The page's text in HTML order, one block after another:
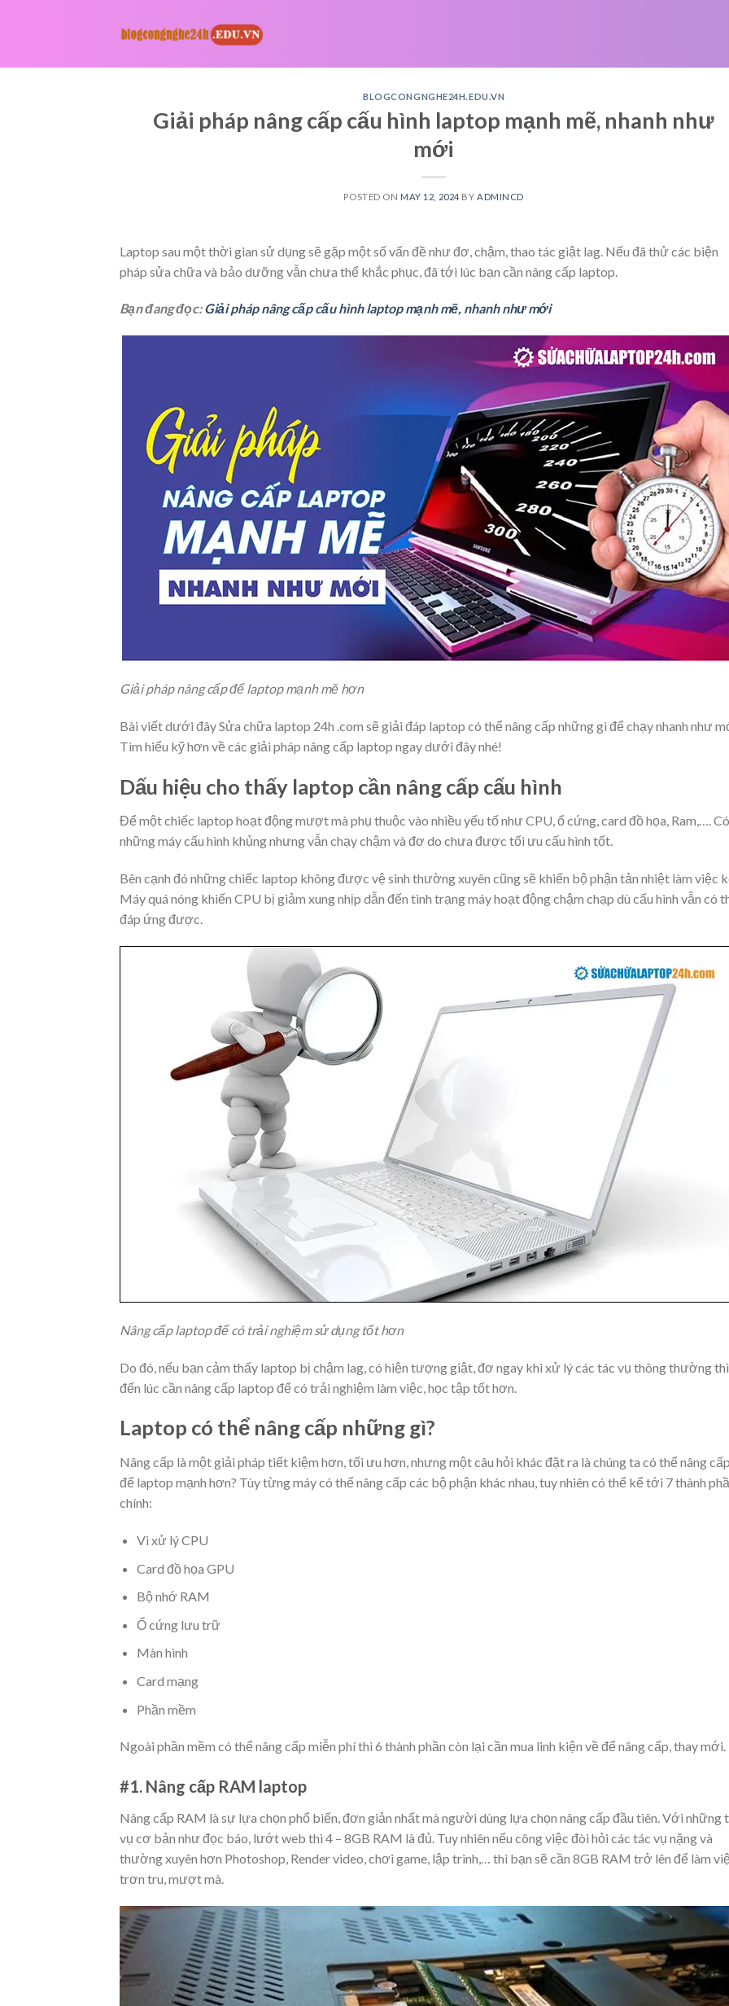
BLOGCONGNGHE24H.EDU.VN
Giải pháp nâng cấp cấu hình laptop mạnh mẽ, nhanh như
mới
POSTED ON MAY 12, 2024 BY ADMINCD
Laptop sau một thời gian sử dụng sẽ gặp một số vấn đề như đơ, chậm, thao tác giật lag. Nếu đã thử các biện
pháp sửa chữa và bảo dưỡng vẫn chưa thể khắc phục, đã tới lúc bạn cần nâng cấp laptop.
Bạn đang đọc:Giải pháp nâng cấp cấu hình laptop mạnh mẽ, nhanh như mới
Giải pháp nâng cấp để laptop mạnh mẽ hơn
Bài viết dưới đây Sửa chữa laptop 24h .com sẽ giải đáp laptop có thể nâng cấp những gì để chạy nhanh như
Tìm hiểu kỹ hơn về các giải pháp nâng cấp laptop ngay dưới đây nhé!
Dấu hiệu cho thấy laptop cần nâng cấp cấu hình
Để một chiếc laptop hoạt động mượt mà phụ thuộc vào nhiều yếu tố như CPU, ổ cứng, card đồ họa, Ram,…. Có
những máy cấu hình khủng nhưng vẫn chạy chậm và đơ do chưa được tối ưu cấu hình tốt.
Bên cạnh đó những chiếc laptop không được vệ sinh thường xuyên cũng sẽ khiến bộ phận tản nhiệt làm việc
Máy quá nóng khiến CPU bị giảm xung nhịp dẫn đến tình trạng máy hoạt động chậm chạp dù cấu hình vẫn có
đáp ứng được.
Nâng cấp laptop để có trải nghiệm sử dụng tốt hơn
Do đó, nếu bạn cảm thấy laptop bị chậm lag, có hiện tượng giật, đơ ngay khi xử lý các tác vụ thông thường
đến lúc cần nâng cấp laptop để có trải nghiệm làm việc, học tập tốt hơn.
Laptop có thể nâng cấp những gì?
Nâng cấp là một giải pháp tiết kiệm hơn, tối ưu hơn, nhưng một câu hỏi khác đặt ra là chúng ta có thể nâng
để laptop mạnh hơn? Tùy từng máy có thể nâng cấp các bộ phận khác nhau, tuy nhiên có thể kể tới 7 thành
chính:
Vi xử lý CPU
Card đồ họa GPU
Bộ nhớ RAM
Ổ cứng lưu trữ
Màn hình
Card mạng
Phần mềm
Ngoài phần mềm có thể nâng cấp miễn phí thì 6 thành phần còn lại cần mua linh kiện về để nâng cấp, thay mới.
#1. Nâng cấp RAM laptop
Nâng cấp RAM là sự lựa chọn phổ biến, đơn giản nhất mà người dùng lựa chọn nâng cấp đầu tiên. Với những
vụ cơ bản như đọc báo, lướt web thì 4 – 8GB RAM là đủ. Tuy nhiên nếu công việc đòi hỏi các tác vụ nặng và
thường xuyên hơn Photoshop, Render video, chơi game, lập trình,… thì bạn sẽ cần 8GB RAM trở lên để làm
trơn tru, mượt mà.